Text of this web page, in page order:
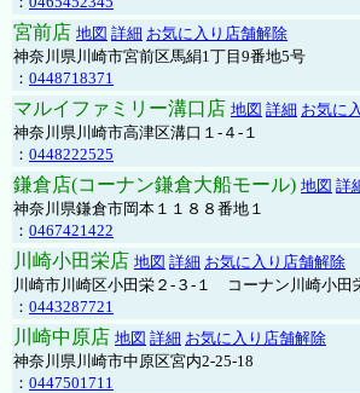
宮前店 地図 詳細 お気に入り店舗解除
神奈川県川崎市宮前区馬絹1丁目9番地5号
： 0448718371
マルイファミリー溝口店 地図 詳細 お気に
神奈川県川崎市高津区溝口１-４-１
： 0448222525
鎌倉店(コーナン鎌倉大船モール) 地図 詳
神奈川県鎌倉市岡本１１８８番地１
： 0467421422
川崎小田栄店 地図 詳細 お気に入り店舗解除
川崎市川崎区小田栄２‐３‐１ コーナン川崎小田
： 0443287721
川崎中原店 地図 詳細 お気に入り店舗解除
神奈川県川崎市中原区宮内2-25-18
： 0447501711